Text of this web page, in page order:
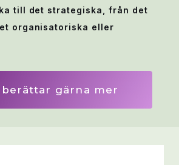
till det strategiska, från det
organisatoriska eller
berättar gärna mer